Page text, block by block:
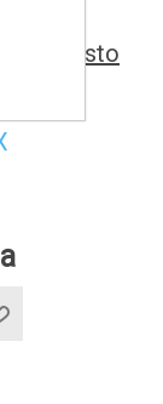
questo